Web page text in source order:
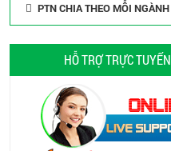
PTN CHIA THEO MỖI NGÀNH
HỖ TRỢ TRỰC TUYẾN